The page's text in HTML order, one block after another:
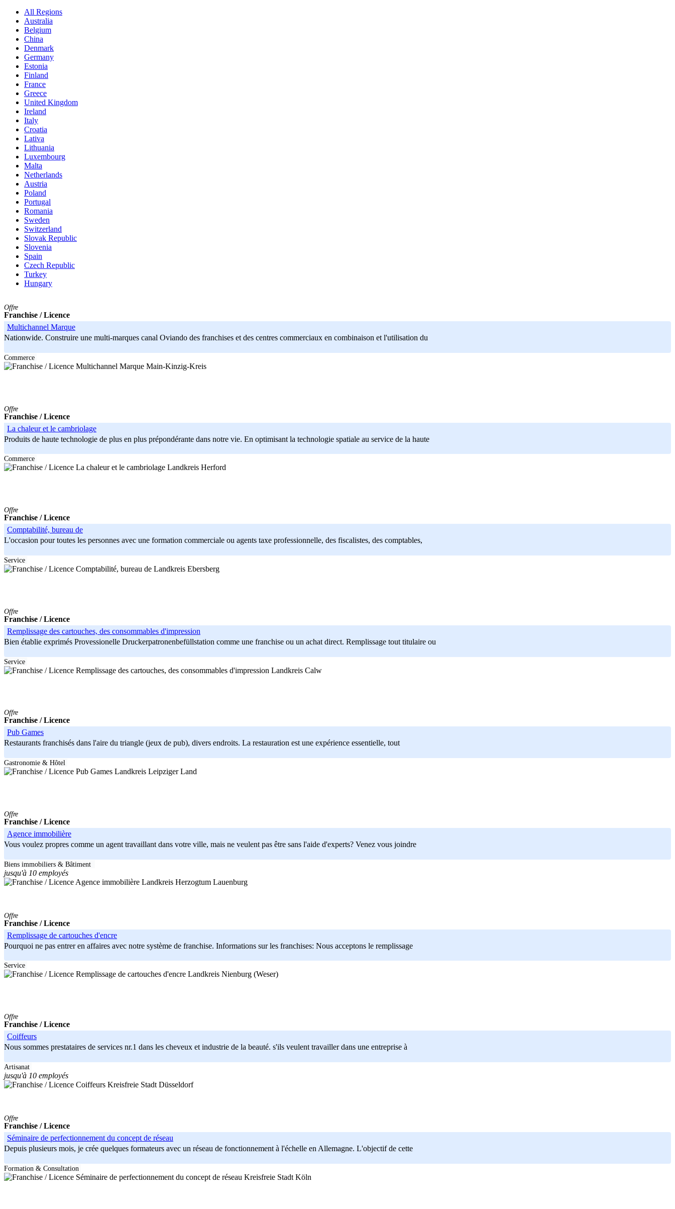
All Regions
Australia
Belgium
China
Denmark
Germany
Estonia
Finland
France
Greece
United Kingdom
Ireland
Italy
Croatia
Lativa
Lithuania
Luxembourg
Malta
Netherlands
Austria
Poland
Portugal
Romania
Sweden
Switzerland
Slovak Republic
Slovenia
Spain
Czech Republic
Turkey
Hungary
Offre
Franchise / Licence
Multichannel Marque
Nationwide. Construire une multi-marques canal Oviando des franchises et des centres commerciaux en combinaison et l'utilisation du
Commerce
Main-Kinzig-Kreis
Offre
Franchise / Licence
La chaleur et le cambriolage
Produits de haute technologie de plus en plus prépondérante dans notre vie. En optimisant la technologie spatiale au service de la haute
Commerce
Landkreis Herford
Offre
Franchise / Licence
Comptabilité, bureau de
L'occasion pour toutes les personnes avec une formation commerciale ou agents taxe professionnelle, des fiscalistes, des comptables,
Service
Landkreis Ebersberg
Offre
Franchise / Licence
Remplissage des cartouches, des consommables d'impression
Bien établie exprimés Provessionelle Druckerpatronenbefüllstation comme une franchise ou un achat direct. Remplissage tout titulaire ou
Service
Landkreis Calw
Offre
Franchise / Licence
Pub Games
Restaurants franchisés dans l'aire du triangle (jeux de pub), divers endroits. La restauration est une expérience essentielle, tout
Gastronomie & Hôtel
Landkreis Leipziger Land
Offre
Franchise / Licence
Agence immobilière
Vous voulez propres comme un agent travaillant dans votre ville, mais ne veulent pas être sans l'aide d'experts? Venez vous joindre
Biens immobiliers & Bâtiment
jusqu'à 10 employés
Landkreis Herzogtum Lauenburg
Offre
Franchise / Licence
Remplissage de cartouches d'encre
Pourquoi ne pas entrer en affaires avec notre système de franchise. Informations sur les franchises: Nous acceptons le remplissage
Service
Landkreis Nienburg (Weser)
Offre
Franchise / Licence
Coiffeurs
Nous sommes prestataires de services nr.1 dans les cheveux et industrie de la beauté. s'ils veulent travailler dans une entreprise à
Artisanat
jusqu'à 10 employés
Kreisfreie Stadt Düsseldorf
Offre
Franchise / Licence
Séminaire de perfectionnement du concept de réseau
Depuis plusieurs mois, je crée quelques formateurs avec un réseau de fonctionnement à l'échelle en Allemagne. L'objectif de cette
Formation & Consultation
Kreisfreie Stadt Köln